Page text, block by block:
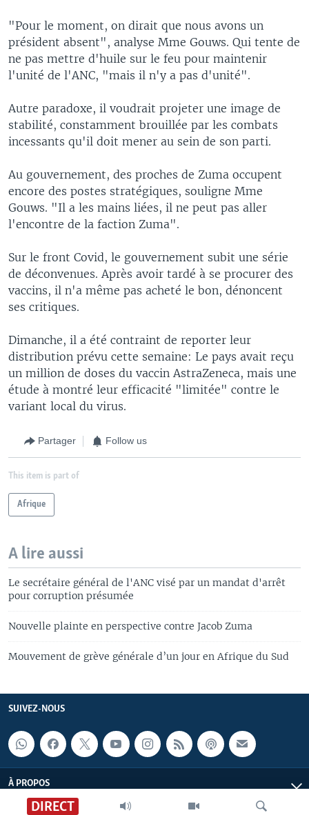
DIRECT
"Pour le moment, on dirait que nous avons un
président absent", analyse Mme Gouws. Qui tente de
ne pas mettre d'huile sur le feu pour maintenir
l'unité de l'ANC, "mais il n'y a pas d'unité".
Autre paradoxe, il voudrait projeter une image de
stabilité, constamment brouillée par les combats
incessants qu'il doit mener au sein de son parti.
Au gouvernement, des proches de Zuma occupent
encore des postes stratégiques, souligne Mme
Gouws. "Il a les mains liées, il ne peut pas aller
l'encontre de la faction Zuma".
Sur le front Covid, le gouvernement subit une série
de déconvenues. Après avoir tardé à se procurer des
vaccins, il n'a même pas acheté le bon, dénoncent
ses critiques.
Dimanche, il a été contraint de reporter leur
distribution prévu cette semaine: Le pays avait reçu
un million de doses du vaccin AstraZeneca, mais une
étude à montré leur efficacité "limitée" contre le
variant local du virus.
Partager Follow us
This item is part of
Afrique
A lire aussi
Le secrétaire général de l'ANC visé par un mandat d'arrêt
pour corruption présumée
Nouvelle plainte en perspective contre Jacob Zuma
Mouvement de grève générale d’un jour en Afrique du Sud
SUIVEZ-NOUS
À PROPOS